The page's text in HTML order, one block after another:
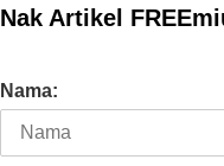
Nak Artikel
Nama: